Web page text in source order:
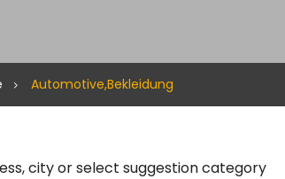
Automotive,Bekleidung
city or select suggestion category